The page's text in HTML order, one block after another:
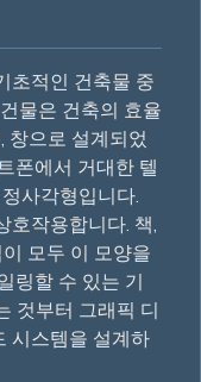
초적인 건축물 중
물은 건축의 효율
창으로 설계되었
폰에서 거대한 텔
사각형입니다.
호작용합니다. 책,
모두 이 모양을
링할 수 있는 기
것부터 그래픽 디
시스템을 설계하